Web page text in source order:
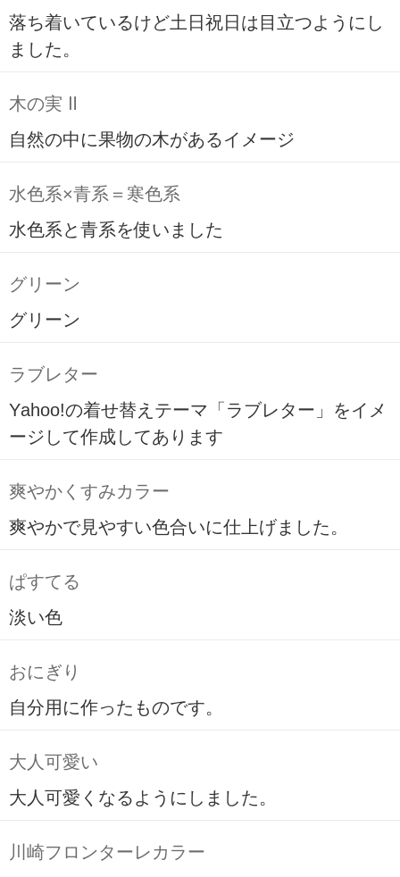
落ち着いているけど土日祝日は目立つようにし
ました。
木の実 Ⅱ
自然の中に果物の木があるイメージ
水色系×青系＝寒色系
水色系と青系を使いました
グリーン
グリーン
ラブレター
Yahoo!の着せ替えテーマ「ラブレター」をイメ
ージして作成してあります
爽やかくすみカラー
爽やかで見やすい色合いに仕上げました。
ぱすてる
淡い色
おにぎり
自分用に作ったものです。
大人可愛い
大人可愛くなるようにしました。
川崎フロンターレカラー